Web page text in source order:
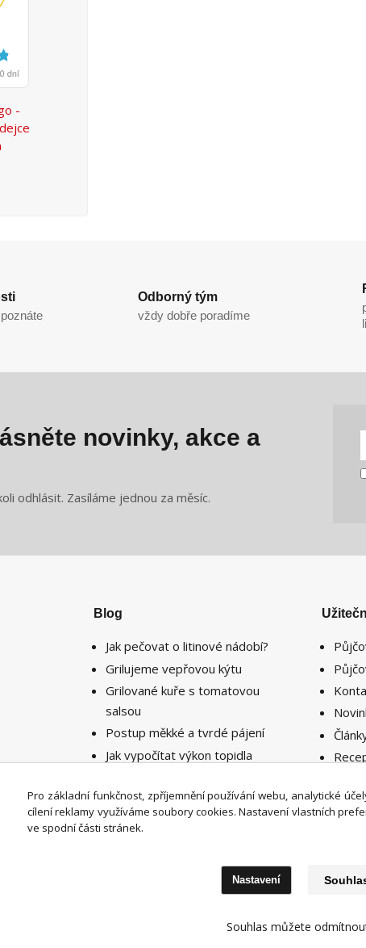
Odborný tým
vždy dobře poradíme
novinky, akce a
odhlásit. Zasíláme jednou za měsíc.
Blog
Jak pečovat o litinové nádobí?
Grilujeme vepřovou kýtu
Grilované kuře s tomatovou
salsou
Postup měkké a tvrdé pájení
Jak vypočítat výkon topidla
místnosti ?
Upravit sběr cookies.
Super-naradi.cz 2026
Pro základní funkčnost, zpříjemnění používání webu, analytické
cílení reklamy využíváme soubory cookies. Nastavení vlastních
ve spodní části stránek.
Nastavení
Souhlas můžete